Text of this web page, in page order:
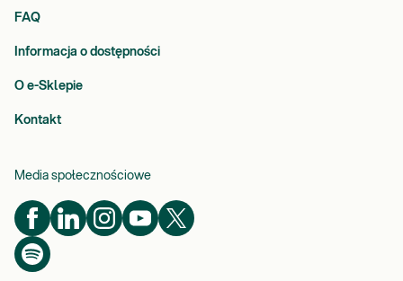
FAQ
Informacja o dostępności
O e-Sklepie
Kontakt
Media społecznościowe